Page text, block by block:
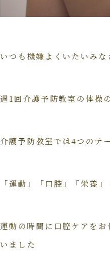
いつも機嫌よくいたいみ
週1回介護予防教室の体操
介護予防教室では4つのテ
「運動」「口腔」「栄養」
運動の時間に口腔ケアを
いました